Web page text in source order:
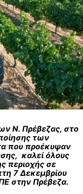
Ν. Πρέβεζας, στο
των
που προέκυψαν
καλεί όλους
περιοχής σε
7 Δεκεμβρίου
στην Πρέβεζα.